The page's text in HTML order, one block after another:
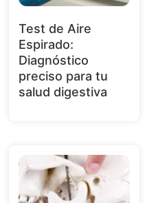
Test de Aire
Espirado:
Diagnóstico
preciso para tu
salud digestiva